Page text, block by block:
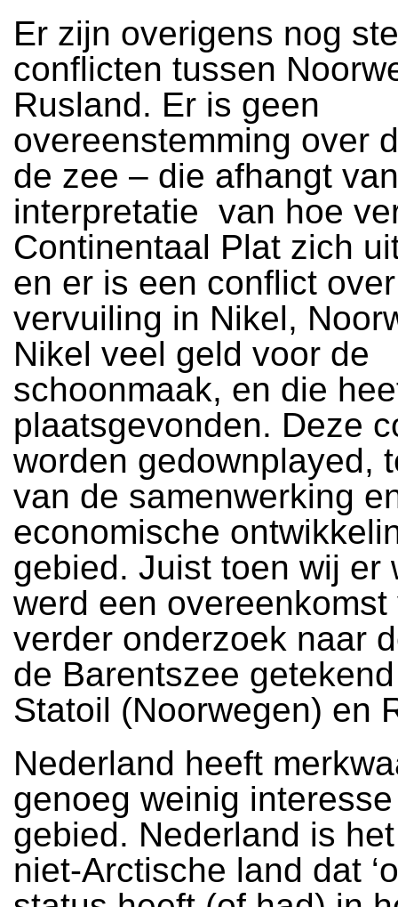
Er zijn overigens nog
conflicten tussen
Rusland. Er is geen
overeenstemming over
de zee – die afhangt
interpretatie van hoe
Continentaal Plat zich
en er is een conflict
vervuiling in Nikel,
Nikel veel geld voor de
schoonmaak, en die
plaatsgevonden. Deze
worden gedownplayed,
van de samenwerking
economische
gebied. Juist toen wij er
werd een overeenkomst
verder onderzoek naar
de Barentszee
Statoil (Noorwegen) en
Nederland heeft
genoeg weinig
gebied. Nederland is
niet-Arctische land dat